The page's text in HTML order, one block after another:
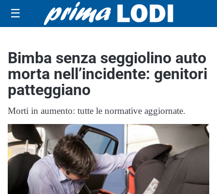
☰
Bimba senza seggiolino auto
morta nell’incidente: genitori
patteggiano
Morti in aumento: tutte le normative aggiornate.